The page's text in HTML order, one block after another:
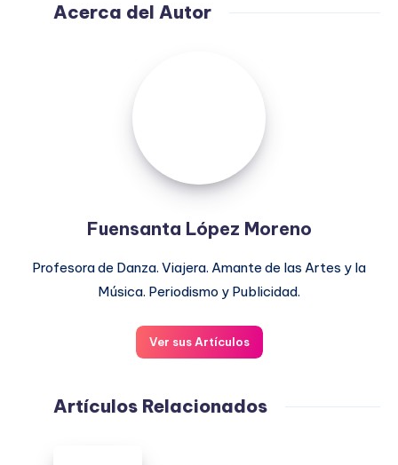
Acerca del Autor
Fuensanta López Moreno
Profesora de Danza. Viajera. Amante de las Artes y la
Música. Periodismo y Publicidad.
Ver sus Artículos
Artículos Relacionados